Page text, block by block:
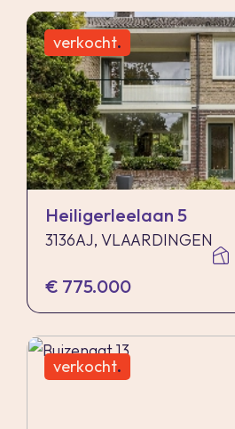
verkocht.
Heiligerleelaan 5
3136AJ, VLAARDINGEN
€ 775.000
verkocht.